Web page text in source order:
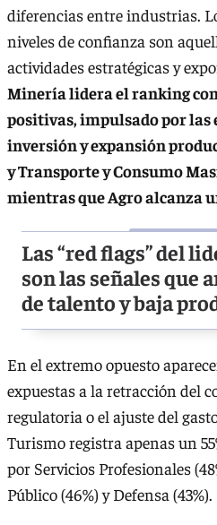
diferencias entre industrias.
niveles de confianza son
actividades estratégicas y
Minería lidera el ranking
positivas, impulsado por las
inversión y expansión
y Transporte y Consumo
mientras que Agro alcanza
Las “red flags” del
son las señales que
de talento y baja
En el extremo opuesto
expuestas a la retracción del
regulatoria o el ajuste del
Turismo registra apenas un
por Servicios Profesionales
Público (46%) y Defensa (43%).